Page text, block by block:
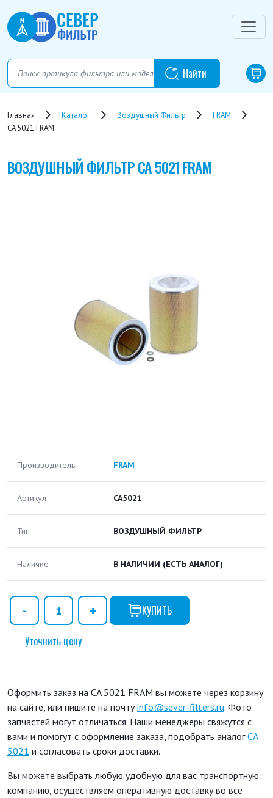
Главная Каталог Воздушный Фильтр
FRAM
CA 5021 FRAM
ВОЗДУШНЫЙ ФИЛЬТРCA 5021 FRAM
Производитель FRAM
Артикул CA5021
Тип ВОЗДУШНЫЙ ФИЛЬТР
Наличие В НАЛИЧИИ (ЕСТЬ АНАЛОГ)
КУПИТЬ
Уточнить цену
Оформить заказ на CA 5021 FRAM вы можете через корзину
на сайте, или пишите на почтуinfo@sever-filters.ru. Фото
запчастей могут отличаться. Наши менеджеры свяжутся с
вами и помогут с оформление заказа, подобрать аналогCA
5021 и согласовать сроки доставки.
Вы можете выбрать любую удобную для вас транспортную
компанию, осуществляем оперативную доставку во все